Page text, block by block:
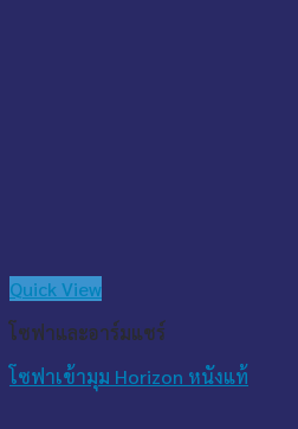
Quick View
โซฟาและอาร์มแชร์
โซฟาเข้ามุม Horizon หนังแท้